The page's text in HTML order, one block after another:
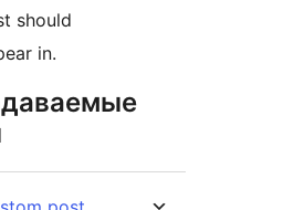
should
in.